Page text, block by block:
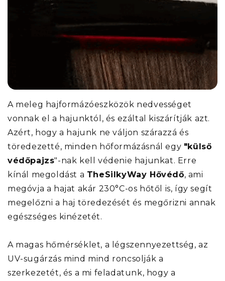
A meleg hajformázóeszközök nedvességet
vonnak el a hajunktól, és ezáltal kiszárítják azt.
Azért, hogy a hajunk ne váljon szárazzá és
töredezetté, minden hőformázásnál egy "külső
védőpajzs"-nak kell védenie hajunkat. Erre
kínál megoldást a TheSilkyWay Hővédő, ami
megóvja a hajat akár 230°C-os hőtől is, így segít
megelőzni a haj töredezését és megőrizni annak
egészséges kinézetét.
A magas hőmérséklet, a légszennyezettség, az
UV-sugárzás mind mind roncsolják a
szerkezetét, és a mi feladatunk, hogy a